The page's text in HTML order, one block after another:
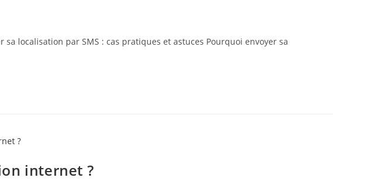
localisation par SMS : cas pratiques et astuces Pourquoi envoyer sa
internet ?